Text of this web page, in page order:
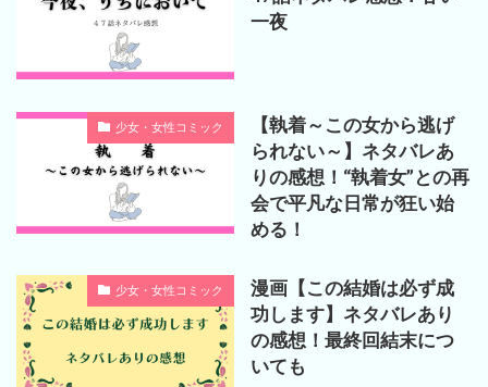
一夜
少女・女性コミック
【執着～この女から逃げ
られない～】ネタバレあ
りの感想！“執着女”との再
会で平凡な日常が狂い始
める！
少女・女性コミック
漫画【この結婚は必ず成
功します】ネタバレあり
の感想！最終回結末につ
いても